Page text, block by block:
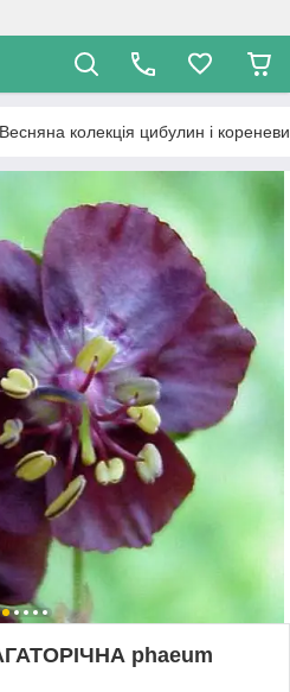
Весняна колекція цибулин і
phaeum